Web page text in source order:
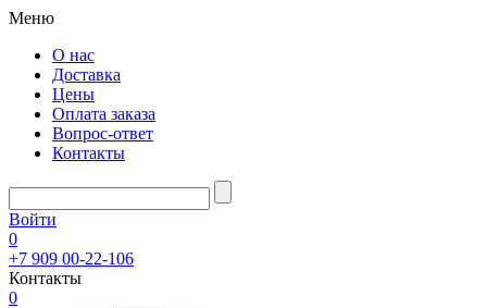
Меню
О нас
Доставка
Цены
Оплата заказа
Вопрос-ответ
Контакты
Войти
0
+7 909 00-22-106
Контакты
0